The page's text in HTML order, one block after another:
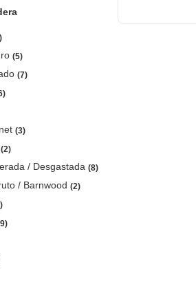
5
7
3
2
/ Desgastada 8
/ Barnwood 2
9